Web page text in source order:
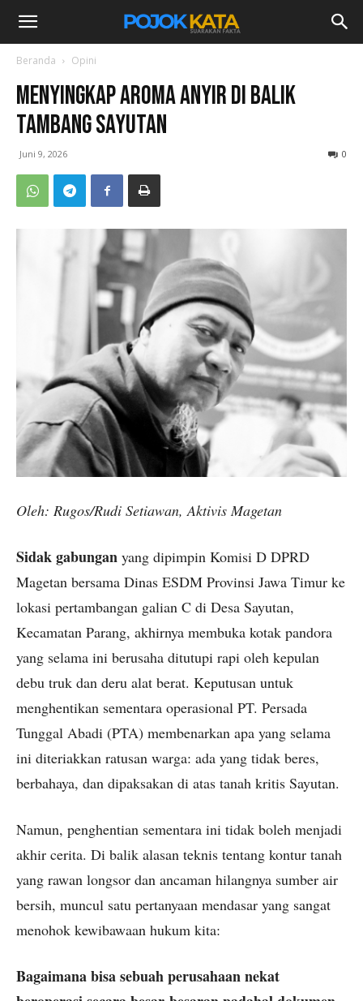
Beranda Opini
MENYINGKAP AROMA ANYIR DI BALIK
TAMBANG SAYUTAN
Juni 9, 2026 0
Oleh: Rugos/Rudi Setiawan, Aktivis Magetan
Sidak gabungan yang dipimpin Komisi D DPRD
Magetan bersama Dinas ESDM Provinsi Jawa Timur ke
lokasi pertambangan galian C di Desa Sayutan,
Kecamatan Parang, akhirnya membuka kotak pandora
yang selama ini berusaha ditutupi rapi oleh kepulan
debu truk dan deru alat berat. Keputusan untuk
menghentikan sementara operasional PT. Persada
Tunggal Abadi (PTA) membenarkan apa yang selama
ini diteriakkan ratusan warga: ada yang tidak beres,
berbahaya, dan dipaksakan di atas tanah kritis Sayutan.
Namun, penghentian sementara ini tidak boleh menjadi
akhir cerita. Di balik alasan teknis tentang kontur tanah
yang rawan longsor dan ancaman hilangnya sumber air
bersih, muncul satu pertanyaan mendasar yang sangat
menohok kewibawaan hukum kita:
Bagaimana bisa sebuah perusahaan nekat